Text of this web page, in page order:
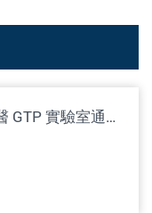
泰美緹康生醫 GTP 實驗室通過 2026 台美能力試驗「細胞產品內毒素檢測」